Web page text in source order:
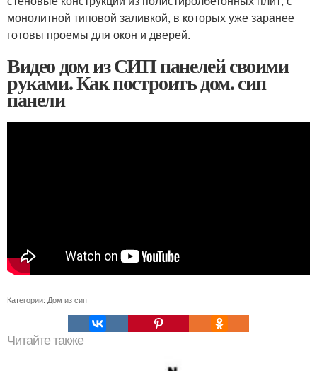
монолитной типовой заливкой, в которых уже заранее
готовы проемы для окон и дверей.
Видео дом из СИП панелей своими
руками. Как построить дом. сип
панели
Категории: Дом из сип
Читайте также